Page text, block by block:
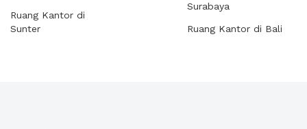
Ruang Kantor di
Sunter
Surabaya
Ruang Kantor di Bali